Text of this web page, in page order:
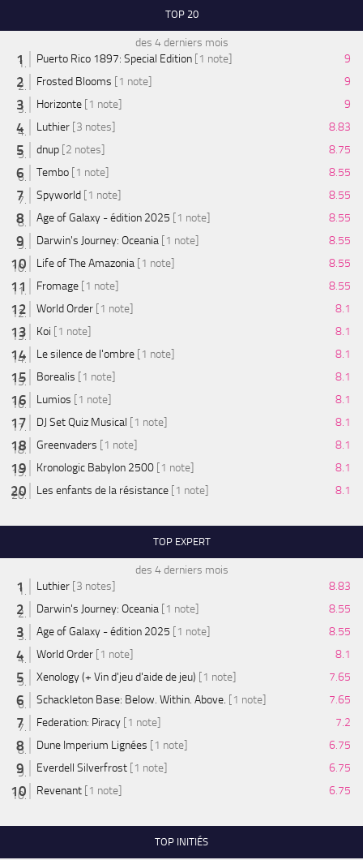
TOP 20
des 4 derniers mois
Puerto Rico 1897: Special Edition [1 note]
9
Frosted Blooms [1 note]
9
Horizonte [1 note]
9
Luthier [3 notes]
8.83
dnup [2 notes]
8.75
Tembo [1 note]
8.55
Spyworld [1 note]
8.55
Age of Galaxy - édition 2025 [1 note]
8.55
Darwin's Journey: Oceania [1 note]
8.55
Life of The Amazonia [1 note]
8.55
Fromage [1 note]
8.55
World Order [1 note]
8.1
Koi [1 note]
8.1
Le silence de l'ombre [1 note]
8.1
Borealis [1 note]
8.1
Lumios [1 note]
8.1
DJ Set Quiz Musical [1 note]
8.1
Greenvaders [1 note]
8.1
Kronologic Babylon 2500 [1 note]
8.1
Les enfants de la résistance [1 note] 8.1
TOP EXPERT
des 4 derniers mois
Luthier [3 notes]
8.83
Darwin's Journey: Oceania [1 note]
8.55
Age of Galaxy - édition 2025 [1 note]
8.55
World Order [1 note]
8.1
Xenology (+ Vin d'jeu d'aide de jeu) [1 note]
7.65
Schackleton Base: Below. Within. Above. [1 note]
7.65
Federation: Piracy [1 note]
7.2
Dune Imperium Lignées [1 note]
6.75
Everdell Silverfrost [1 note]
6.75
Revenant [1 note] 6.75
TOP INITIÉS